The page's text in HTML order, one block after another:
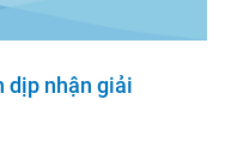
dịp nhận giải